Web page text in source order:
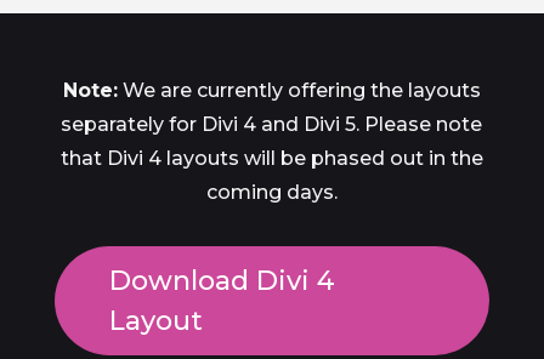
Note:We are currently offering the layouts
separately for Divi 4 and Divi 5. Please note
that Divi 4 layouts will be phased out in the
coming days.
Download Divi 4
Layout